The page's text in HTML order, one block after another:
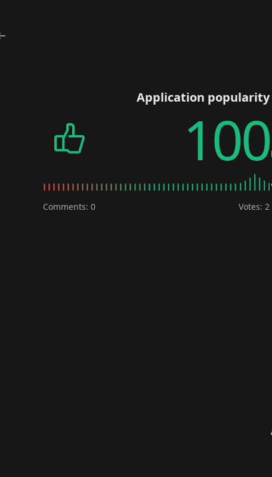
Application popularity
100
Votes: 2
Comments: 0